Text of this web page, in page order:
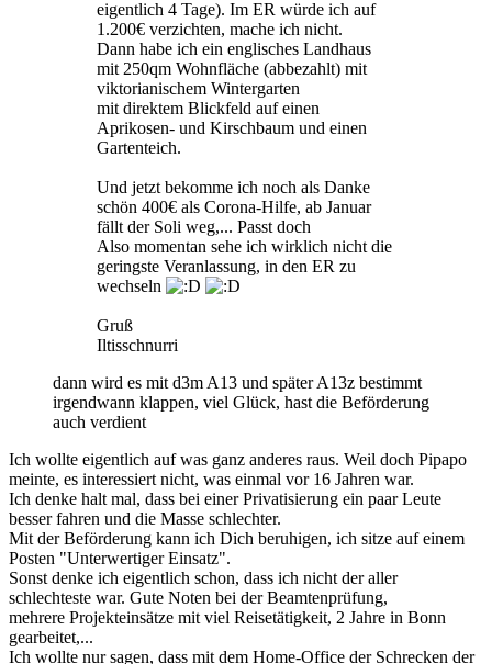
eigentlich 4 Tage). Im ER würde ich auf
1.200€ verzichten, mache ich nicht.
Dann habe ich ein englisches Landhaus
mit 250qm Wohnfläche (abbezahlt) mit
viktorianischem Wintergarten
mit direktem Blickfeld auf einen
Aprikosen- und Kirschbaum und einen
Gartenteich.
Und jetzt bekomme ich noch als Danke
schön 400€ als Corona-Hilfe, ab Januar
fällt der Soli weg,... Passt doch
Also momentan sehe ich wirklich nicht die
geringste Veranlassung, in den ER zu
wechseln
Gruß
Iltisschnurri
dann wird es mit d3m A13 und später A13z bestimmt
irgendwann klappen, viel Glück, hast die Beförderung
auch verdient
Ich wollte eigentlich auf was ganz anderes raus. Weil doch Pipapo
meinte, es interessiert nicht, was einmal vor 16 Jahren war.
Ich denke halt mal, dass bei einer Privatisierung ein paar Leute
besser fahren und die Masse schlechter.
Mit der Beförderung kann ich Dich beruhigen, ich sitze auf einem
Posten "Unterwertiger Einsatz".
Sonst denke ich eigentlich schon, dass ich nicht der aller
schlechteste war. Gute Noten bei der Beamtenprüfung,
mehrere Projekteinsätze mit viel Reisetätigkeit, 2 Jahre in Bonn
gearbeitet,...
Ich wollte nur sagen, dass mit dem Home-Office der Schrecken der